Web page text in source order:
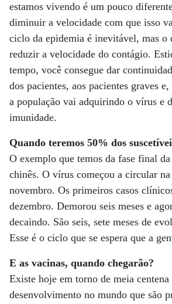
estamos vivendo é um pouco
diminuir a velocidade com que isso
ciclo da epidemia é inevitável, mas o
reduzir a velocidade do contágio.
tempo, você consegue dar
dos pacientes, aos pacientes graves
a população vai adquirindo o vírus e
imunidade.
Quando teremos 50% dos
O exemplo que temos da fase final
chinês. O vírus começou a circular
novembro. Os primeiros casos
dezembro. Demorou seis meses e
decaindo. São seis, sete meses de
Esse é o ciclo que se espera que a
E as vacinas, quando chegarão?
Existe hoje em torno de meia centena
desenvolvimento no mundo que são